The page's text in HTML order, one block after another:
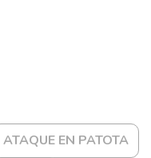
ATAQUE EN PATOTA